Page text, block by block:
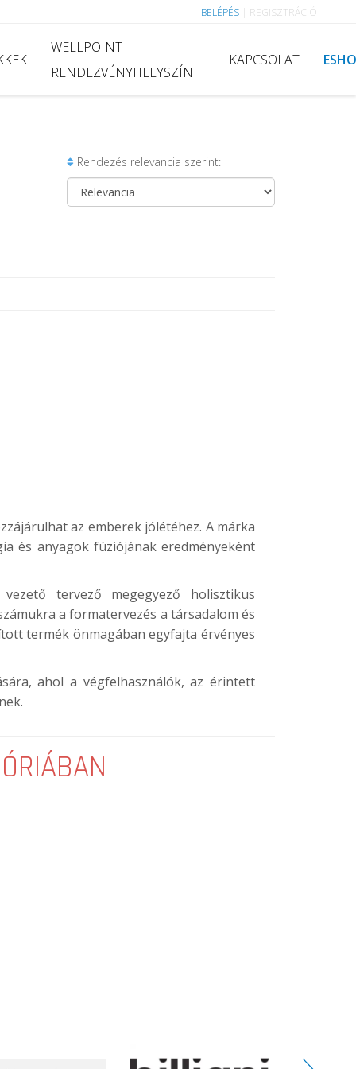
BELÉPÉS REGISZTRÁCIÓ
WELLPOINT
RENDEZVÉNYHELYSZÍN
KAPCSOLAT
Rendezés relevancia szerint:
az emberek jólétéhez. A márka
és anyagok fúziójának eredményeként
tervező megegyező holisztikus
a formatervezés a társadalom és
termék önmagában egyfajta érvényes
ahol a végfelhasználók, az érintett